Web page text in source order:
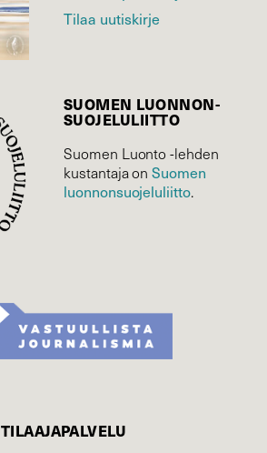
Tilaa uutiskirje
SUOMEN LUONNON­
SUOJELU­LIITTO
Suomen Luonto -lehden
kustantaja onSuomen
luonnonsuojelu­liitto.
TILAAJAPALVELU